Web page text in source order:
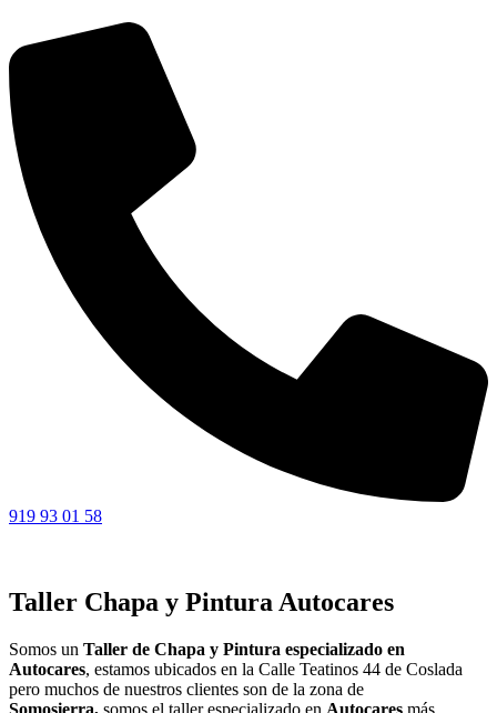
919 93 01 58
Taller Chapa y Pintura Autocares
Somos un Taller de Chapa y Pintura especializado en
Autocares, estamos ubicados en la Calle Teatinos 44 de Coslada
pero muchos de nuestros clientes son de la zona de